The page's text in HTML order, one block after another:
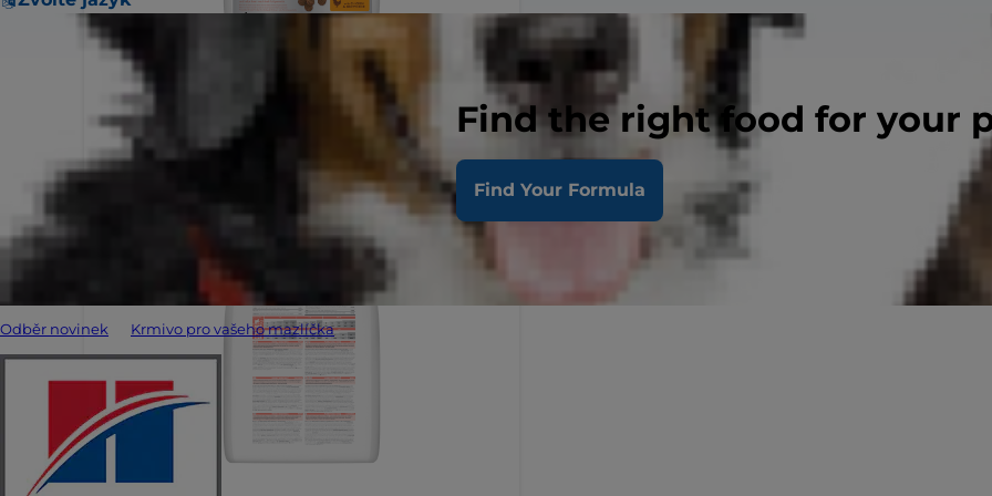
Find the right food for your
Find Your Formula
Odběr novinek Krmivo pro vašeho mazlíčka